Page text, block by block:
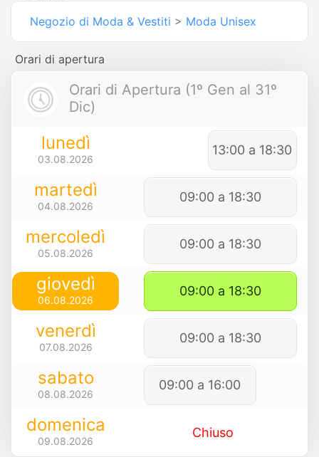
Negozio di Moda & Vestiti > Moda Unisex
Orari di apertura
Orari di Apertura (1º Gen al 31º
Dic)
lunedì
03.08.2026
13:00 a 18:30
martedì
04.08.2026
09:00 a 18:30
mercoledì
05.08.2026
09:00 a 18:30
giovedì
06.08.2026
09:00 a 18:30
venerdì
07.08.2026
09:00 a 18:30
sabato
08.08.2026
09:00 a 16:00
domenica
09.08.2026
Chiuso